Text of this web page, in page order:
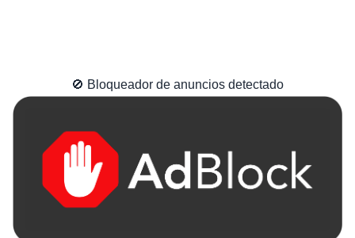
🚫 Bloqueador de anuncios detectado